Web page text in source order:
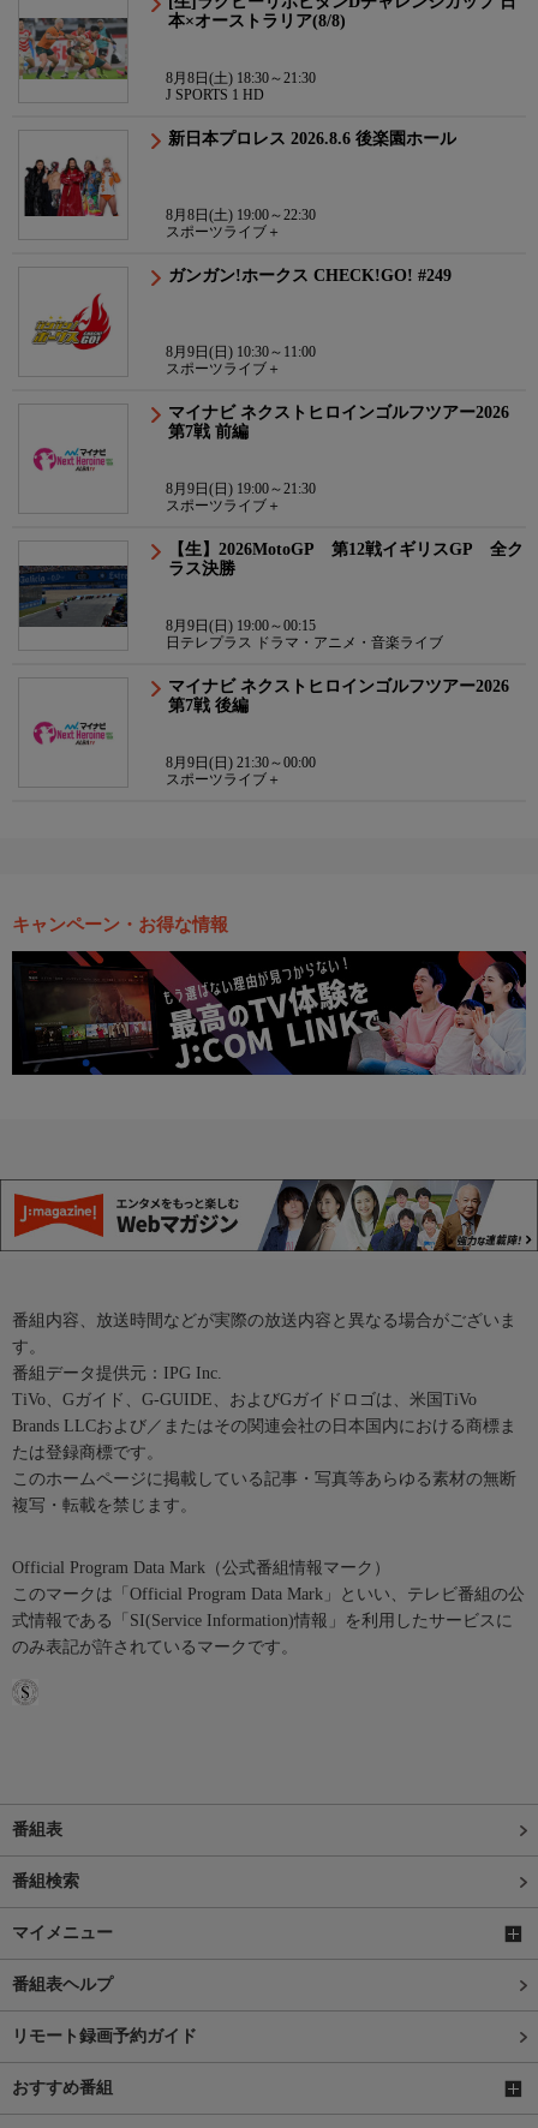
本×オーストラリア(8/8)
8月8日(土) 18:30～21:30
J SPORTS 1 HD
新日本プロレス 2026.8.6 後楽園ホール
8月8日(土) 19:00～22:30
スポーツライブ＋
ガンガン!ホークス CHECK!GO! #249
8月9日(日) 10:30～11:00
スポーツライブ＋
マイナビ ネクストヒロインゴルフツアー2026
第7戦 前編
8月9日(日) 19:00～21:30
スポーツライブ＋
【生】2026MotoGP 第12戦イギリスGP 全ク
ラス決勝
8月9日(日) 19:00～00:15
日テレプラス ドラマ・アニメ・音楽ライブ
マイナビ ネクストヒロインゴルフツアー2026
第7戦 後編
8月9日(日) 21:30～00:00
スポーツライブ＋
キャンペーン・お得な情報
番組内容、放送時間などが実際の放送内容と異なる場合がございま
す。
番組データ提供元：IPG Inc.
TiVo、Gガイド、G-GUIDE、およびGガイドロゴは、米国TiVo
Brands LLCおよび／またはその関連会社の日本国内における商標ま
たは登録商標です。
このホームページに掲載している記事・写真等あらゆる素材の無断
複写・転載を禁じます。
Official Program Data Mark（公式番組情報マーク）
このマークは「Official Program Data Mark」といい、テレビ番組の公
式情報である「SI(Service Information)情報」を利用したサービスに
のみ表記が許されているマークです。
番組表
番組検索
マイメニュー
番組表ヘルプ
リモート録画予約ガイド
おすすめ番組